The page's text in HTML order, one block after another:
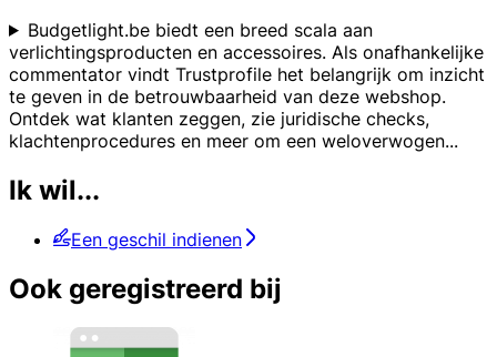
Budgetlight.be biedt een breed scala aan
verlichtingsproducten en accessoires. Als onafhankelijke
commentator vindt Trustprofile het belangrijk om inzicht
te geven in de betrouwbaarheid van deze webshop.
Ontdek wat klanten zeggen, zie juridische checks,
klachtenprocedures en meer om een weloverwogen...
Ik wil...
Een geschil indienen
Ook geregistreerd bij